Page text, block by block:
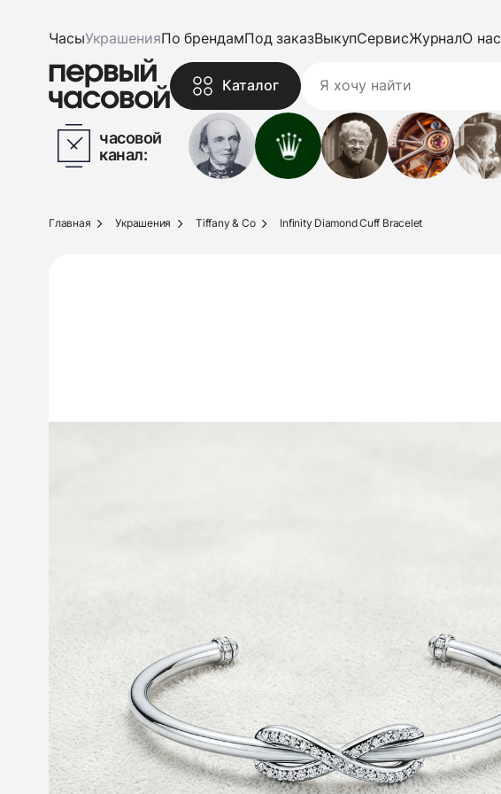
ЧасыУкрашенияПо брендамПод заказВыкупСервисЖурналО нас
Каталог
часовой
канал:
Главная Украшения Tiffany & Co Infinity Diamond Cuff Bracelet